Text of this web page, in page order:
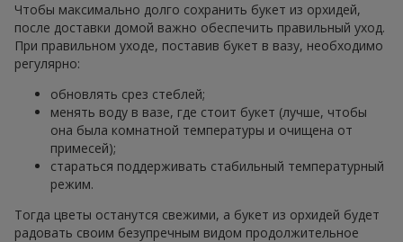
Чтобы максимально долго сохранить букет из орхидей,
после доставки домой важно обеспечить правильный уход.
При правильном уходе, поставив букет в вазу, необходимо
регулярно:
обновлять срез стеблей;
менять воду в вазе, где стоит букет (лучше, чтобы
она была комнатной температуры и очищена от
примесей);
стараться поддерживать стабильный температурный
режим.
Тогда цветы останутся свежими, а букет из орхидей будет
радовать своим безупречным видом продолжительное